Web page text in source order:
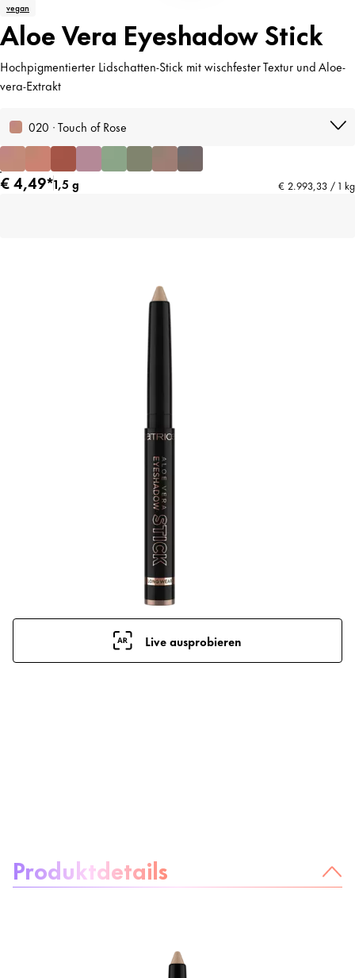
vegan
Aloe Vera Eyeshadow Stick
Hochpigmentierter Lidschatten-Stick mit wischfester Textur und Aloe-
vera-Extrakt
020 · Touch of Rose
€ 4,49*1,5 g € 2.993,33 / 1 kg
Live ausprobieren
Produktdetails